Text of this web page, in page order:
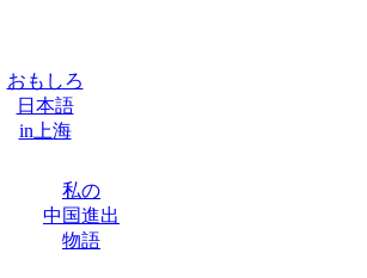
おもしろ
日本語
in上海
私の
中国進出
物語